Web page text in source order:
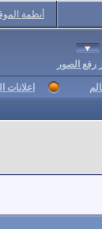
أنظمة
رفع الصور